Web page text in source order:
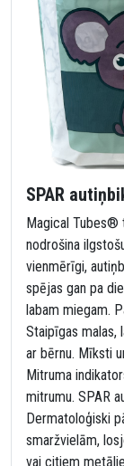
SPAR
Magical Tubes®
nodrošina
vienmērīgi,
spējas gan pa
labam miegam.
Staipīgas malas,
ar bērnu. Mīksti
Mitruma
mitrumu. SPAR
Dermatoloģiski
smaržvielām,
vai citiem